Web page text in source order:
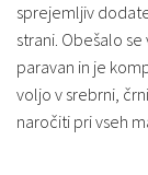
sprejemljiv
strani. Obešalo
paravan in je
voljo v srebrni,
naročiti pri vseh